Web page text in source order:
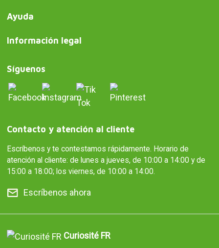
Ayuda
Información legal
Síguenos
Contacto y atención al cliente
Escríbenos y te contestamos rápidamente. Horario de
atención al cliente: de lunes a jueves, de 10:00 a 14:00 y de
15:00 a 18:00; los viernes, de 10:00 a 14:00.
Escríbenos ahora
Curiosité FR